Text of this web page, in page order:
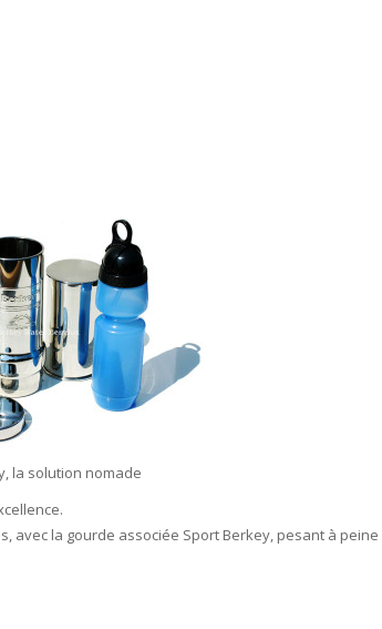
la solution nomade
la gourde associée Sport Berkey, pesant à